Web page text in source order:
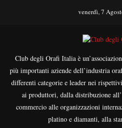
venerdì, 7
Club degli Orafi Italia è
più importanti aziende dell’industria
differenti categorie e leader nei
ai produttori, dalla distribuzione
commercio alle organizzazioni
platino e diamanti, alla